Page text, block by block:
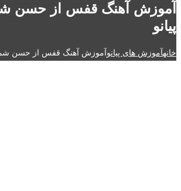
آموزش آهنگ قفس از حسن
پیانو
خانهآموزش های پیانوآموزش آهنگ قفس از حسن